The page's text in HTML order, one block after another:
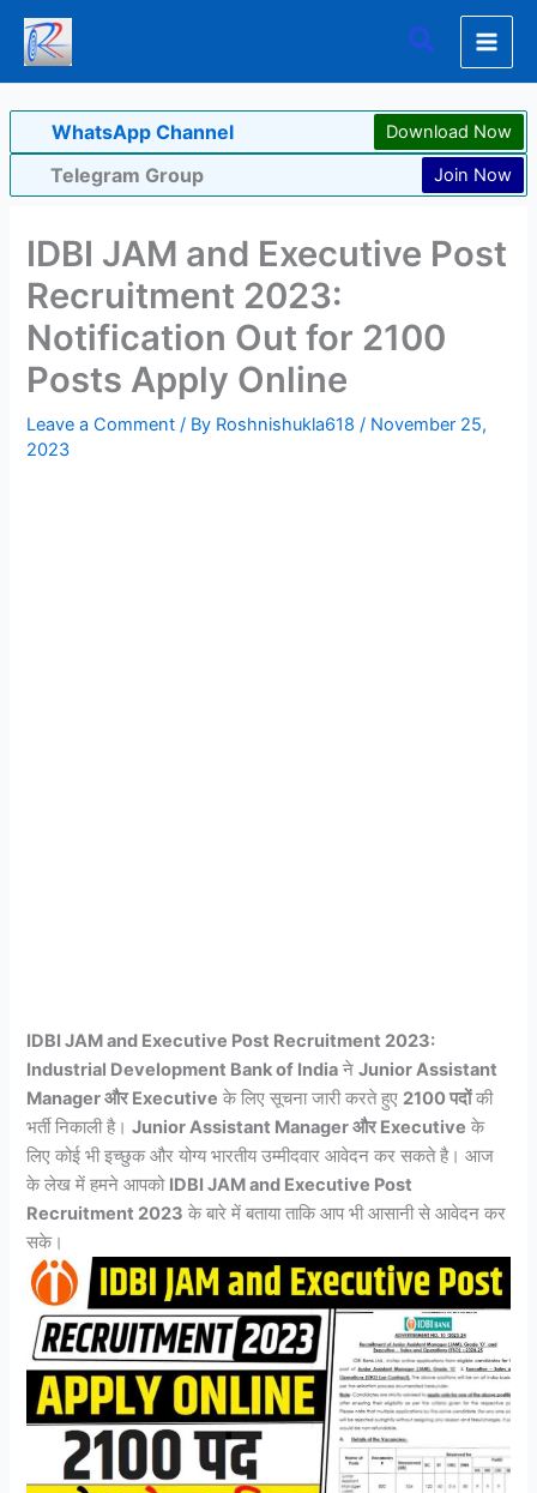
Skip
content
Search
WhatsApp Channel Download Now
Telegram Group Join Now
IDBI JAM and Executive Post
Recruitment 2023:
Notification Out for 2100
Posts Apply Online
Leave a Comment / By Roshnishukla618/ November 25,
2023
IDBI JAM and Executive Post Recruitment 2023:
Industrial Development Bank of India नेJunior Assistant
Manager और Executive के लिए सूचना जारी करते हुए 2100 पदोंकी
भर्ती निकाली है।Junior Assistant Manager और Executive के
लिए कोई भी इच्छुक और योग्य भारतीय उम्मीदवार आवेदन कर सकते है। आज
के लेख में हमने आपको IDBI JAM and Executive Post
Recruitment 2023 के बारे में बताया ताकि आप भी आसानी से आवेदन कर
सके।